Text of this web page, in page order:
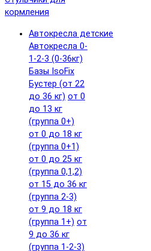
кормления
Автокресла детские
Автокресла 0-
1-2-3 (0-36кг)
Базы IsoFix
Бустер (от 22
до 36 кг) от 0
до 13 кг
(группа 0+)
от 0 до 18 кг
(группа 0+1)
от 0 до 25 кг
(группа 0,1,2)
от 15 до 36 кг
(группа 2-3)
от 9 до 18 кг
(группа 1+) от
9 до 36 кг
(группа 1-2-3)